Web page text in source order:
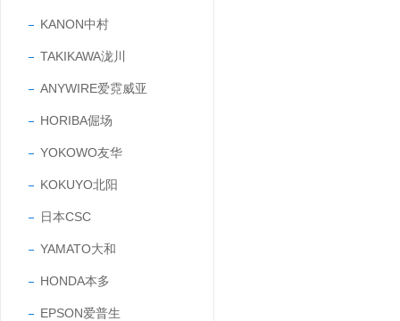
KANON中村
TAKIKAWA泷川
ANYWIRE爱霓威亚
HORIBA倔场
YOKOWO友华
KOKUYO北阳
日本CSC
YAMATO大和
HONDA本多
EPSON爱普生